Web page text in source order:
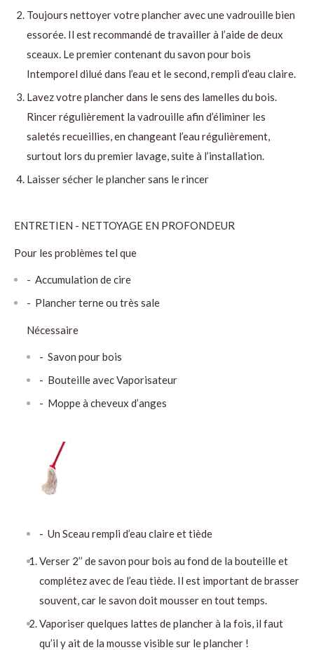
Toujours nettoyer votre plancher avec une vadrouille bien
essorée. Il est recommandé de travailler à l’aide de deux
sceaux. Le premier contenant du savon pour bois
Intemporel dilué dans l’eau et le second, rempli d’eau claire.
Lavez votre plancher dans le sens des lamelles du bois.
Rincer régulièrement la vadrouille afin d’éliminer les
saletés recueillies, en changeant l’eau régulièrement,
surtout lors du premier lavage, suite à l’installation.
Laisser sécher le plancher sans le rincer
ENTRETIEN - NETTOYAGE EN PROFONDEUR
Pour les problèmes tel que
- Accumulation de cire
- Plancher terne ou très sale
Nécessaire
- Savon pour bois
- Bouteille avec Vaporisateur
- Moppe à cheveux d’anges
- Un Sceau rempli d’eau claire et tiède
Verser 2’’ de savon pour bois au fond de la bouteille et
complétez avec de l’eau tiède. Il est important de brasser
souvent, car le savon doit mousser en tout temps.
Vaporiser quelques lattes de plancher à la fois, il faut
qu’il y ait de la mousse visible sur le plancher !